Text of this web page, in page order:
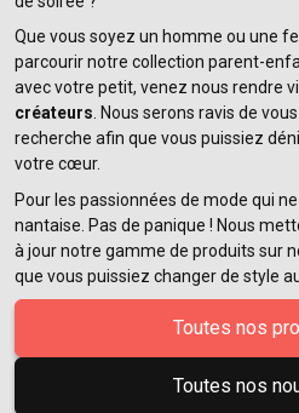
Que vous soyez un homme ou une
parcourir notre collection parent-
avec votre petit, venez nous rendre
créateurs. Nous serons ravis de
recherche afin que vous puissiez
votre cœur.
Pour les passionnées de mode qui
nantaise. Pas de panique ! Nous
à jour notre gamme de produits sur
que vous puissiez changer de style
Toutes nos
Toutes nos